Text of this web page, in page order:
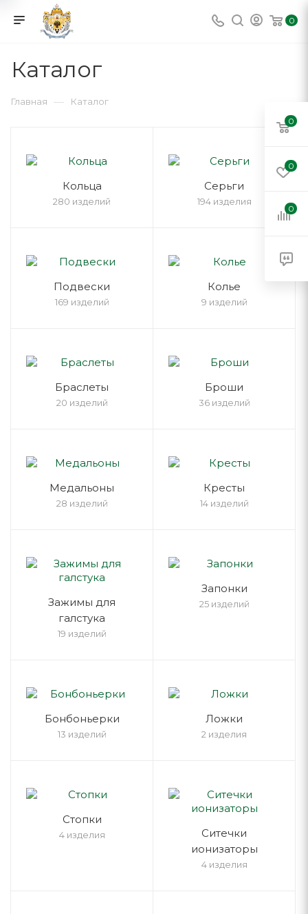
0
Каталог
Главная — Каталог
Кольца
280 изделий
Серьги
194 изделия
Подвески
169 изделий
Колье
9 изделий
Браслеты
20 изделий
Броши
36 изделий
Медальоны
28 изделий
Кресты
14 изделий
Зажимы для
галстука
19 изделий
Запонки
25 изделий
Бонбоньерки
13 изделий
Ложки
2 изделия
Стопки
4 изделия
Ситечки
ионизаторы
4 изделия
0
0
0